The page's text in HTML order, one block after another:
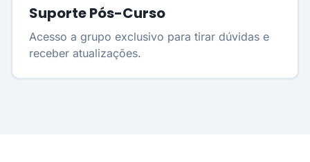
Suporte Pós-Curso
Acesso a grupo exclusivo para tirar dúvidas e
receber atualizações.